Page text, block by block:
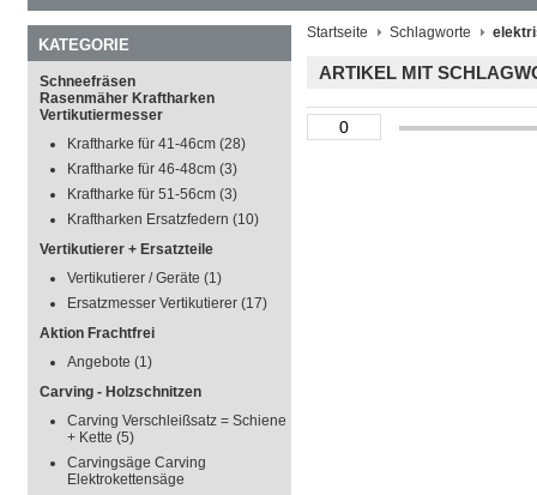
KATEGORIE
Schneefräsen
Rasenmäher Kraftharken
Vertikutiermesser
Kraftharke für 41-46cm (28)
Kraftharke für 46-48cm (3)
Kraftharke für 51-56cm (3)
Kraftharken Ersatzfedern (10)
Vertikutierer + Ersatzteile
Vertikutierer / Geräte (1)
Ersatzmesser Vertikutierer (17)
Aktion Frachtfrei
Angebote (1)
Carving - Holzschnitzen
Carving Verschleißsatz = Schiene
+ Kette (5)
Carvingsäge Carving
Elektrokettensäge
Startseite Schlagworte
ARTIKEL MIT